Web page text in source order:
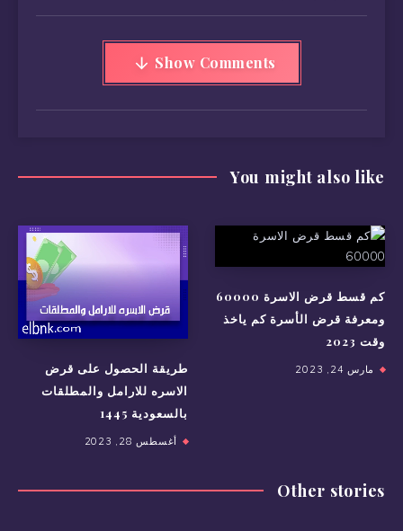
Show Comments
You might also like
طريقة الحصول على قرض
الاسره للارامل والمطلقات
بالسعودية 1445
أغسطس 28, 2023
كم قسط قرض الاسرة 60000
ومعرفة قرض الأسرة كم ياخذ
وقت 2023
مارس 24, 2023
Other stories